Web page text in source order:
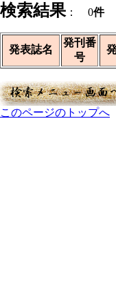
検索結果 ： 0件
発表誌名
発刊番
号
このページのトップへ